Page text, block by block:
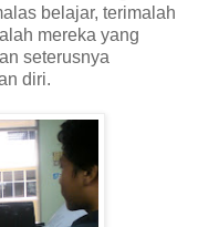
belajar, terimalah
mereka yang
seterusnya
diri.